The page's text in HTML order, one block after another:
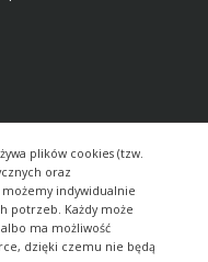
plików cookies (tzw.
oraz
indywidualnie
potrzeb. Każdy może
ma możliwość
dzięki czemu nie będą